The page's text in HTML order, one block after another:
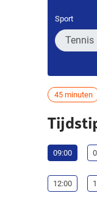
Sport
45 minuten
09:00
12:00